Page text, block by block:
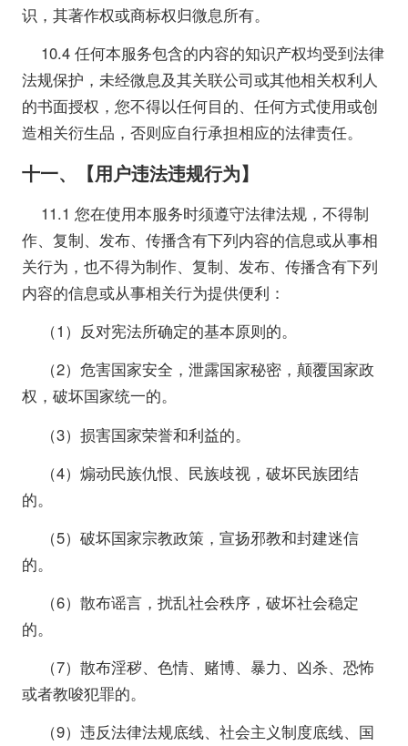
识，其著作权或商标权归微息所有。
10.4 任何本服务包含的内容的知识产权均受到法律
法规保护，未经微息及其关联公司或其他相关权利人
的书面授权，您不得以任何目的、任何方式使用或创
造相关衍生品，否则应自行承担相应的法律责任。
十一、【用户违法违规行为】
11.1 您在使用本服务时须遵守法律法规，不得制
作、复制、发布、传播含有下列内容的信息或从事相
关行为，也不得为制作、复制、发布、传播含有下列
内容的信息或从事相关行为提供便利：
（1）反对宪法所确定的基本原则的。
（2）危害国家安全，泄露国家秘密，颠覆国家政
权，破坏国家统一的。
（3）损害国家荣誉和利益的。
（4）煽动民族仇恨、民族歧视，破坏民族团结
的。
（5）破坏国家宗教政策，宣扬邪教和封建迷信
的。
（6）散布谣言，扰乱社会秩序，破坏社会稳定
的。
（7）散布淫秽、色情、赌博、暴力、凶杀、恐怖
或者教唆犯罪的。
（9）违反法律法规底线、社会主义制度底线、国